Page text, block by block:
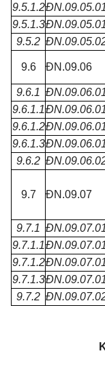
9.5.1.2
9.5.1.3
9.5.2
9.6 ĐN.09.06
9.6.1
9.6.1.1
9.6.1.2
9.6.1.3
9.6.2
9.7 ĐN.09.07
9.7.1
9.7.1.1
9.7.1.2
9.7.1.3
9.7.2